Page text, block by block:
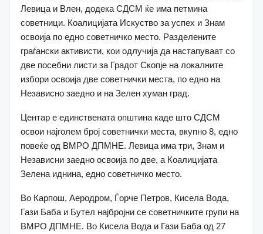
Левица и Влен, додека СДСМ ќе има петмина
советници. Коалицијата Искуство за успех и Знам
освоија по едно советничко место. Разделените
граѓански активисти, кои одлучија да настапуваат со
две посебни листи за Градот Скопје на локалните
избори освоија две советнички места, по едно на
Независно заедно и на Зелен хуман град.
Центар е единствената општина каде што СДСМ
освои најголем број советнички места, вкупно 8, едно
повеќе од ВМРО ДПМНЕ. Левица има три, Знам и
Независни заедно освоија по две, а Коалицијата
Зелена иднина, едно советничко место.
Во Карпош, Аеродром, Ѓорче Петров, Кисела Вода,
Гази Баба и Бутел најбројни се советничките групи на
ВМРО ДПМНЕ. Во Кисела Вода и Гази Баба од 27